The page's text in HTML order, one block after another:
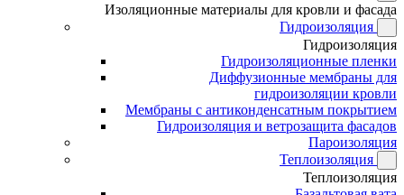
Изоляционные материалы для кровли и фасада
Гидроизоляция
Гидроизоляция
Гидроизоляционные пленки
Диффузионные мембраны для
гидроизоляции кровли
Мембраны с антиконденсатным покрытием
Гидроизоляция и ветрозащита фасадов
Пароизоляция
Теплоизоляция
Теплоизоляция